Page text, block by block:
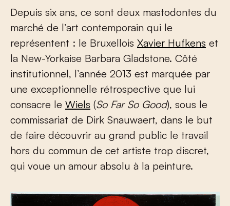
Depuis six ans, ce sont deux mastodontes du
marché de l’art contemporain qui le
représentent : le Bruxellois Xavier Hufkens et
la New-Yorkaise Barbara Gladstone. Côté
institutionnel, l’année 2013 est marquée par
une exceptionnelle rétrospective que lui
consacre le Wiels (So Far So Good), sous le
commissariat de Dirk Snauwaert, dans le but
de faire découvrir au grand public le travail
hors du commun de cet artiste trop discret,
qui voue un amour absolu à la peinture.